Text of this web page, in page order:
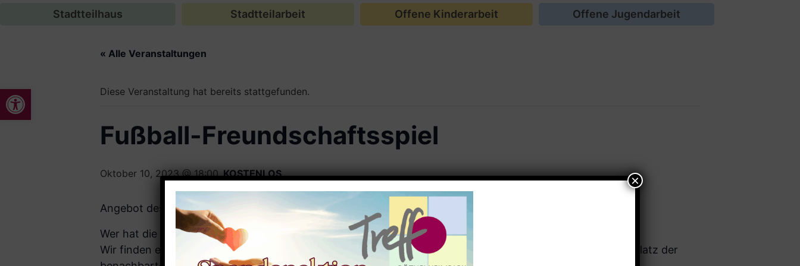
Werkzeugleiste öffnen
Stadtteilhaus Stadtteilarbeit Offene Kinderarbeit Offene Jugendarbeit
« Alle Veranstaltungen
Diese Veranstaltung hat bereits stattgefunden.
Fußball-Freundschaftsspiel
Oktober 10, 2023 @ 18:00 KOSTENLOS
Angebot des Jugendtreff 052 für alle zwischen 12 und 25 Jahren!
Wer hat die besseren Fußballspieler:innen? Wir oder der Jugendtreff Fuxx?
Wir finden es heraus: am Dienstag, 10.10.2023 um 18:00 Uhr gibt es ein Freundschaftsspiel auf dem Rasenplatz der